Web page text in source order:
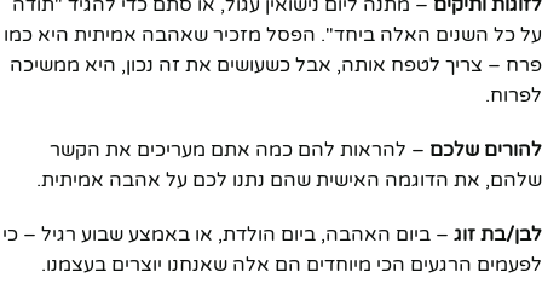
לזוגות ותיקים – מתנה ליום נישואין עגול, או סתם כדי להגיד "תודה
על כל השנים האלה ביחד". הפסל מזכיר שאהבה אמיתית היא כמו
פרח – צריך לטפח אותה, אבל כשעושים את זה נכון, היא ממשיכה
לפרוח.
להורים שלכם – להראות להם כמה אתם מעריכים את הקשר
שלהם, את הדוגמה האישית שהם נתנו לכם על אהבה אמיתית.
לבן/בת זוג – ביום האהבה, ביום הולדת, או באמצע שבוע רגיל – כי
לפעמים הרגעים הכי מיוחדים הם אלה שאנחנו יוצרים בעצמנו.